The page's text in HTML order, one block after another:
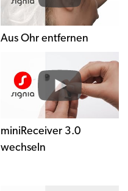
Aus Ohr entfernen
miniReceiver 3.0
wechseln